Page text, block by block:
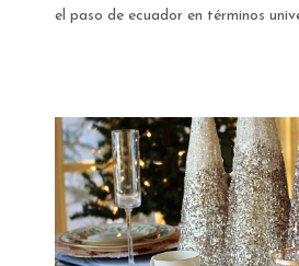
el paso de ecuador en términos